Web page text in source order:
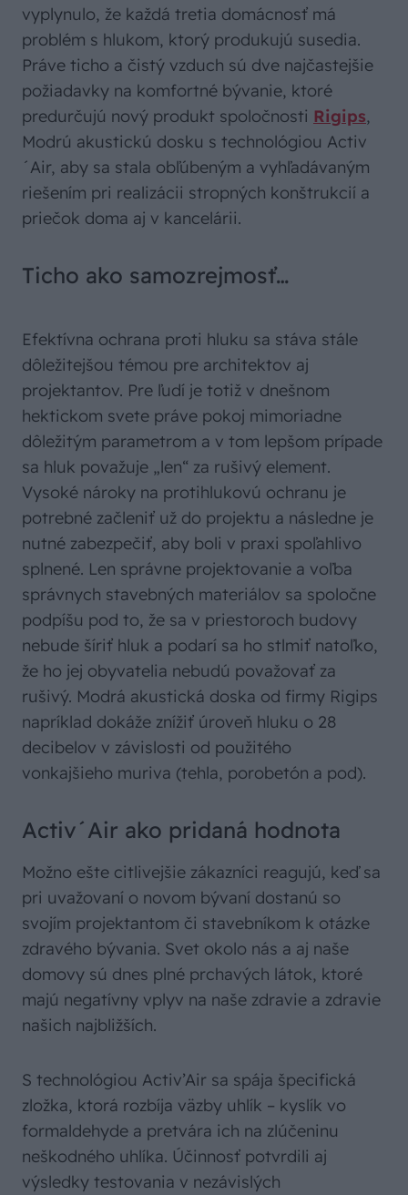
vyplynulo, že každá tretia domácnosť má
problém s hlukom, ktorý produkujú susedia.
Práve ticho a čistý vzduch sú dve najčastejšie
požiadavky na komfortné bývanie, ktoré
predurčujú nový produkt spoločnosti Rigips,
Modrú akustickú dosku s technológiou Activ
´Air, aby sa stala obľúbeným a vyhľadávaným
riešením pri realizácii stropných konštrukcií a
priečok doma aj v kancelárii.
Ticho ako samozrejmosť…
Efektívna ochrana proti hluku sa stáva stále
dôležitejšou témou pre architektov aj
projektantov. Pre ľudí je totiž v dnešnom
hektickom svete práve pokoj mimoriadne
dôležitým parametrom a v tom lepšom prípade
sa hluk považuje „len“ za rušivý element.
Vysoké nároky na protihlukovú ochranu je
potrebné začleniť už do projektu a následne je
nutné zabezpečiť, aby boli v praxi spoľahlivo
splnené. Len správne projektovanie a voľba
správnych stavebných materiálov sa spoločne
podpíšu pod to, že sa v priestoroch budovy
nebude šíriť hluk a podarí sa ho stlmiť natoľko,
že ho jej obyvatelia nebudú považovať za
rušivý. Modrá akustická doska od firmy Rigips
napríklad dokáže znížiť úroveň hluku o 28
decibelov v závislosti od použitého
vonkajšieho muriva (tehla, porobetón a pod).
Activ´Air ako pridaná hodnota
Možno ešte citlivejšie zákazníci reagujú, keď sa
pri uvažovaní o novom bývaní dostanú so
svojím projektantom či stavebníkom k otázke
zdravého bývania. Svet okolo nás a aj naše
domovy sú dnes plné prchavých látok, ktoré
majú negatívny vplyv na naše zdravie a zdravie
našich najbližších.
S technológiou Activ’Air sa spája špecifická
zložka, ktorá rozbíja väzby uhlík – kyslík vo
formaldehyde a pretvára ich na zlúčeninu
neškodného uhlíka. Účinnosť potvrdili aj
výsledky testovania v nezávislých